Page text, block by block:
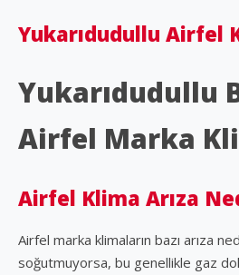
Yukarıdudullu Airfel
Yukarıdudullu
Airfel Marka
Airfel Klima Arıza
Airfel marka klimaların bazı arıza
soğutmuyorsa, bu genellikle gaz